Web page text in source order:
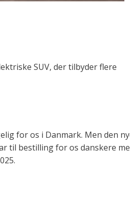
SUV, der tilbyder flere
for os i Danmark. Men den
til bestilling for os danskere